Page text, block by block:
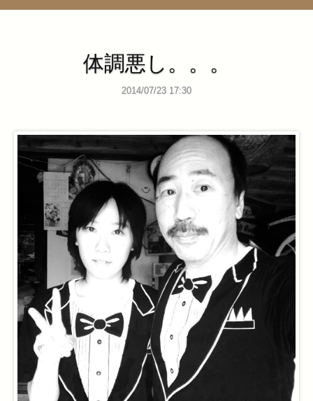
体調悪し。。。
2014/07/23 17:30